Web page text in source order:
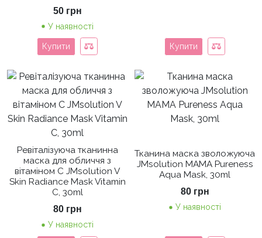
50 грн
У наявності
Купити Купити
Ревіталізуюча тканинна
маска для обличчя з
вітаміном С JMsolution V
Skin Radiance Mask Vitamin
C, 30ml
80 грн
У наявності
Тканина маска зволожуюча
JMsolution MAMA Pureness
Aqua Mask, 30ml
80 грн
У наявності